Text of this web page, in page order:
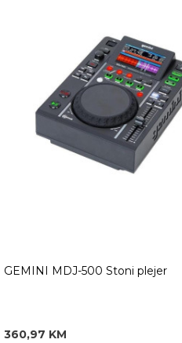
GEMINI MDJ-500 Stoni plejer
360,97 KM